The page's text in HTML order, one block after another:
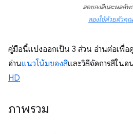
สดของสีและผลลัพ
ลองใช้ด้วยตัวคุณ
คู่มือนี้แบ่งออกเป็น 3 ส่วน อ่านต่อเพื่อ
อ่านแนวโน้มของสีและวิธีจัดการสีในอ
HD
ภาพรวม